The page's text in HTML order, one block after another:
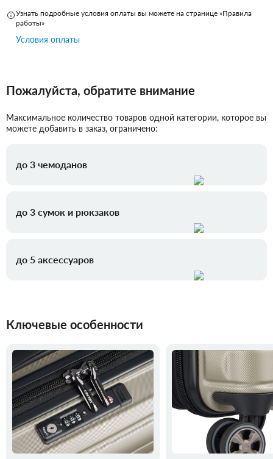
Узнать подробные условия оплаты вы можете на странице «Правила
работы»
Условия оплаты
Пожалуйста, обратите внимание
Максимальное количество товаров одной категории, которое вы
можете добавить в заказ, ограничено:
до 3 чемоданов
до 3 сумок и рюкзаков
до 5 аксессуаров
Ключевые особенности